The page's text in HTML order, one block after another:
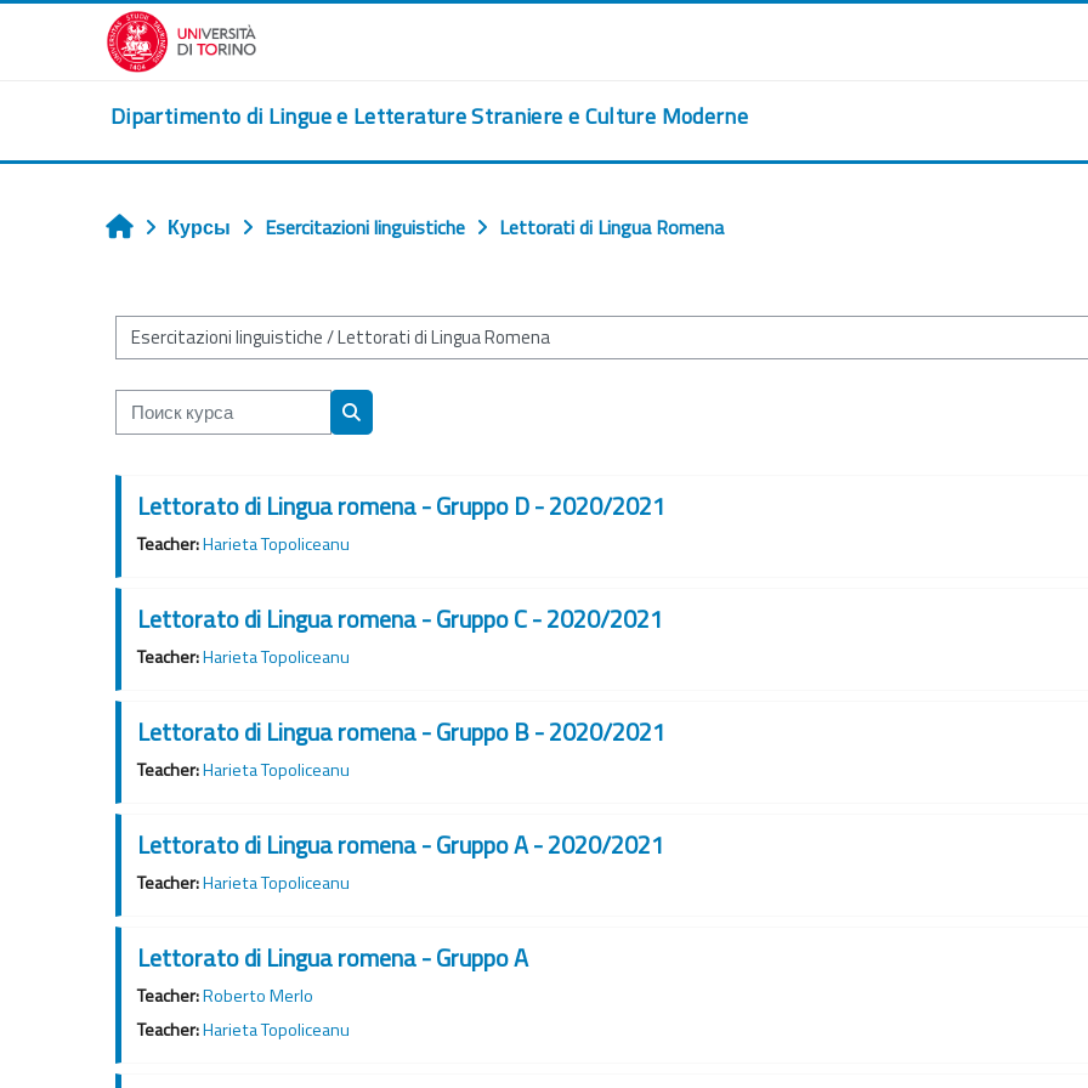
Перейти к основному содержанию
Dipartimento di Lingue e Letterature Straniere e Culture Moderne
Главная
Курсы Esercitazioni linguistiche Lettorati di Lingua Romena
Категории курсов
Поиск курса
Поиск курса
Lettorato di Lingua romena - Gruppo D - 2020/2021
Teacher:Harieta Topoliceanu
Lettorato di Lingua romena - Gruppo C - 2020/2021
Teacher:Harieta Topoliceanu
Lettorato di Lingua romena - Gruppo B - 2020/2021
Teacher:Harieta Topoliceanu
Lettorato di Lingua romena - Gruppo A - 2020/2021
Teacher:Harieta Topoliceanu
Lettorato di Lingua romena - Gruppo A
Teacher:Roberto Merlo
Teacher:Harieta Topoliceanu